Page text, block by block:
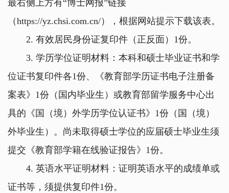
最右侧上方有 “博士网报”链接
（https://yz.chsi.com.cn/），根据网站提示下载该表。
2. 有效居民身份证复印件（正反面） 1份。
3. 学历学位证明材料：本科和硕士毕业证书和学
位证书复印件各1份、《教育部学历证书电子注册备
案表》 1份（国内毕业生）或教育部留学服务中心出
具的《国（境）外学历学位认证书》 1份（国（境）
外毕业生）。尚未取得硕士学位的应届硕士毕业生须
提交《教育部学籍在线验证报告》 1份。
4. 英语水平证明材料：证明英语水平的成绩单或
证书等，须提供复印件1份。